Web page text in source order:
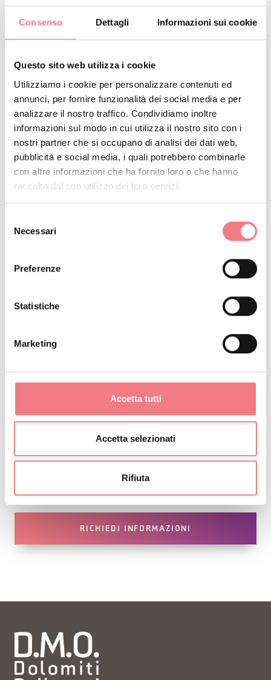
Consenso Dettagli Informazioni sui cookie
Questo sito web utilizza i cookie
Utilizziamo i cookie per personalizzare contenuti ed
annunci, per fornire funzionalità dei social media e per
analizzare il nostro traffico. Condividiamo inoltre
informazioni sul modo in cui utilizza il nostro sito con i
nostri partner che si occupano di analisi dei dati web,
pubblicità e social media, i quali potrebbero combinarle
con altre informazioni che ha fornito loro o che hanno
raccolto dal suo utilizzo dei loro servizi.
delNecessari
Preferenze
Statistiche
Marketing
Accetta tutti
Accetta selezionati
Rifiuta
Sabato 22 agosto il Centro Sociale proporrà la
conferenza “La Libertà dell’Essere Umano vista dagli
Alchimisti”, sempre a cura di Enrico Fauro, mentre
domenica 23 agosto la manifestazione si concluderà
con una tavola rotonda dedicata a “L’Alchimia
all’interno della Tradizione Massonica” presso il Museo
Indes. In caso di maltempo il concerto si svolgerà al
La manifestazione è organizzata dalla Pro Loco Gruppo
Museo Casa dell'Alchimista
Come arrivare
RICHIEDI INFORMAZIONI